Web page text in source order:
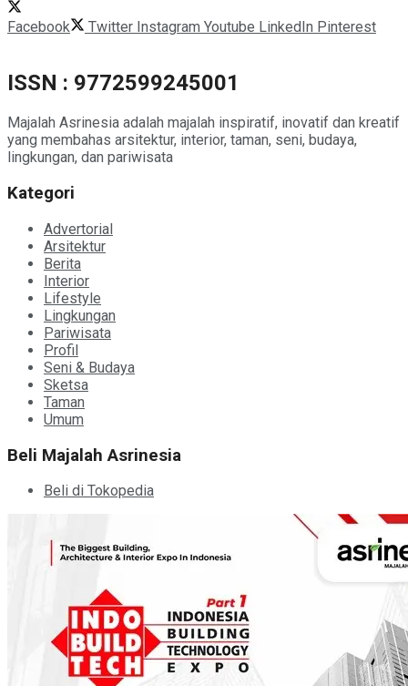
Facebook Twitter Instagram Youtube LinkedIn Pinterest
ISSN : 9772599245001
Majalah Asrinesia adalah majalah inspiratif, inovatif dan kreatif
yang membahas arsitektur, interior, taman, seni, budaya,
lingkungan, dan pariwisata
Kategori
Advertorial
Arsitektur
Berita
Interior
Lifestyle
Lingkungan
Pariwisata
Profil
Seni & Budaya
Sketsa
Taman
Umum
Beli Majalah Asrinesia
Beli di Tokopedia